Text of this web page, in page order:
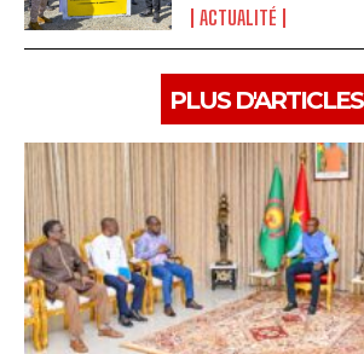
ACTUALITÉ
PLUS D'ARTICLES